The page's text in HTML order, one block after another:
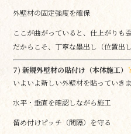
外壁材の固定強度を確保
ここが曲がっていると、仕上がりも
だからこそ、丁寧な墨出し（位置出
7) 新規外壁材の貼付け（本体施工）
いよいよ新しい外壁材を貼っていきま
水平・垂直を確認しながら施工
留め付けピッチ（間隔）を守る